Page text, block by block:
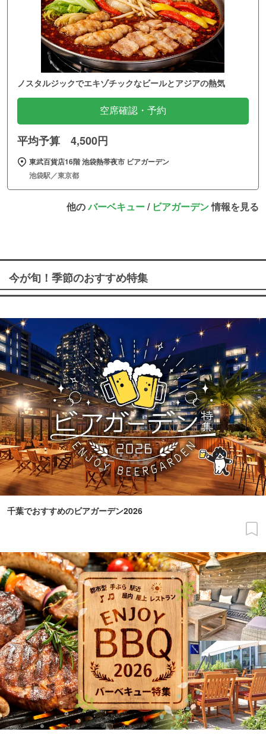
ノスタルジックでエキゾチックなビールとアジアの熱気
空席確認・予約
平均予算 4,500円
東武百貨店16階 池袋熱帯夜市 ビアガーデン
池袋駅／東京都
他のバーベキュー/ ビアガーデン情報を見る
今が旬！季節のおすすめ特集
千葉でおすすめのビアガーデン2026